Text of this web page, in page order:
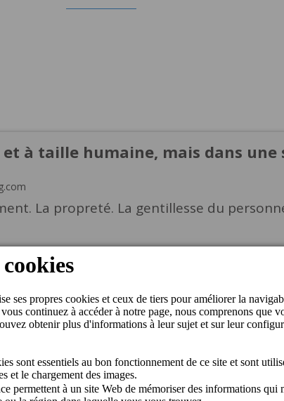
à taille humaine, mais dans
La propreté. La gentillesse du
au calme, vue extraordinaire,
était propre et bien équipé.
Tout le personnel est au petit soin,
les espaces soient kid friendly.